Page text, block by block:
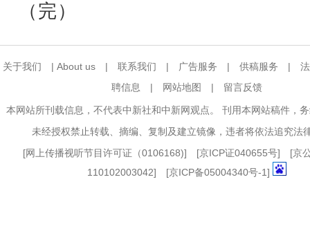
（完）
关于我们 | About us | 联系我们 | 广告服务 | 供稿服务 |
聘信息
| 网站地图 | 留言反馈
本网站所刊载信息，不代表中新社和中新网观点。 刊用本网站稿件，
未经授权禁止转载、摘编、复制及建立镜像，违者将依法追究法
[网上传播视听节目许可证（0106168)] [京ICP证040655号] [京
110102003042] [京ICP备05004340号-1]